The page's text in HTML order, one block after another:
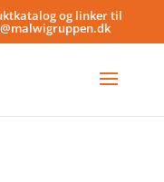
og linker til